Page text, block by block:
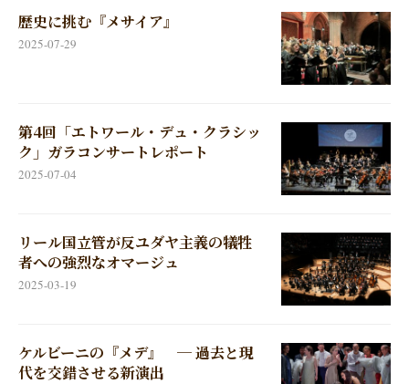
歴史に挑む『メサイア』
2025-07-29
第4回「エトワール・デュ・クラシッ
ク」ガラコンサートレポート
2025-07-04
リール国立管が反ユダヤ主義の犠牲
者への強烈なオマージュ
2025-03-19
ケルビーニの『メデ』 ─ 過去と現
代を交錯させる新演出